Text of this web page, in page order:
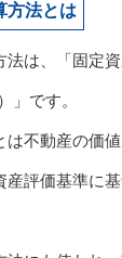
方法とは
法は、「固定
」です。
は不動産の価
産評価基準に